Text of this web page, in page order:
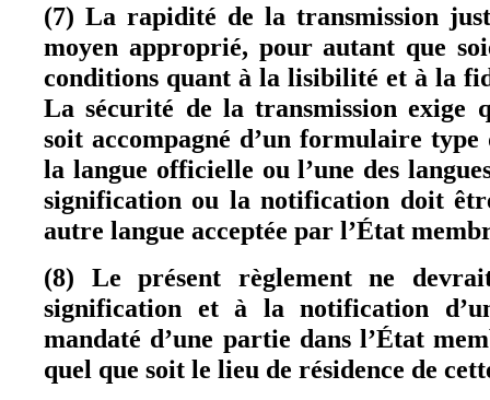
(7) La rapidité de la transmission
moyen approprié, pour autant que
conditions quant à la lisibilité et à la
La sécurité de la transmission exige
soit accompagné d’un formulaire
la langue officielle ou l’une des
signification ou la notification doit
autre langue acceptée par l’État
(8) Le présent règlement ne
signification et à la notification
mandaté d’une partie dans l’État
quel que soit le lieu de résidence de